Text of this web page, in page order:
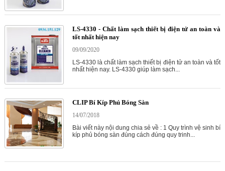
LS-4330 - Chất làm sạch thiết bị điện tử an toàn và
tốt nhất hiện nay
09/09/2020
LS-4330 là chất làm sạch thiết bị điện tử an toàn và tốt
nhất hiện nay. LS-4330 giúp làm sạch...
CLIP Bí Kíp Phủ Bóng Sàn
14/07/2018
Bài viết này nội dung chia sẻ về : 1 Quy trình vệ sinh bí
kíp phủ bóng sàn đúng cách đúng quy trinh...